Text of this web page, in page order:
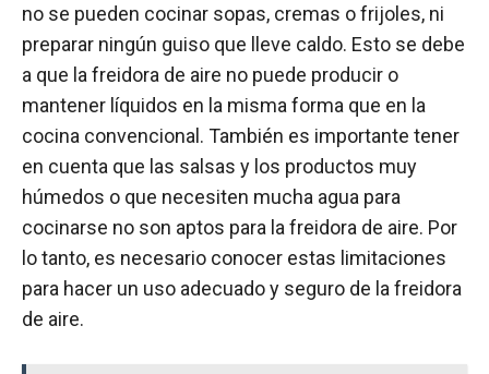
no se pueden cocinar sopas, cremas o frijoles, ni
preparar ningún guiso que lleve caldo. Esto se debe
a que la freidora de aire no puede producir o
mantener líquidos en la misma forma que en la
cocina convencional. También es importante tener
en cuenta que las salsas y los productos muy
húmedos o que necesiten mucha agua para
cocinarse no son aptos para la freidora de aire. Por
lo tanto, es necesario conocer estas limitaciones
para hacer un uso adecuado y seguro de la freidora
de aire.